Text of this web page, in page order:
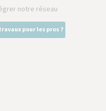
notre réseau
pour les pros ?